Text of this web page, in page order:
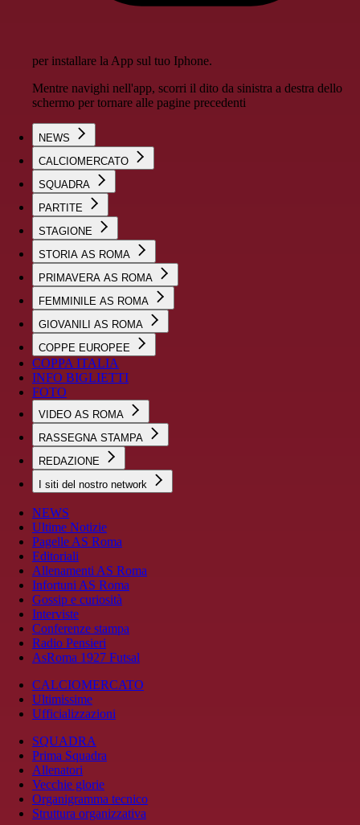
per installare la App sul tuo Iphone.
Mentre navighi nell'app, scorri il dito da sinistra a destra dello
schermo per tornare alle pagine precedenti
NEWS
CALCIOMERCATO
SQUADRA
PARTITE
STAGIONE
STORIA AS ROMA
PRIMAVERA AS ROMA
FEMMINILE AS ROMA
GIOVANILI AS ROMA
COPPE EUROPEE
COPPA ITALIA
INFO BIGLIETTI
FOTO
VIDEO AS ROMA
RASSEGNA STAMPA
REDAZIONE
I siti del nostro network
NEWS
Ultime Notizie
Pagelle AS Roma
Editoriali
Allenamenti AS Roma
Infortuni AS Roma
Gossip e curiosità
Interviste
Conferenze stampa
Radio Pensieri
AsRoma 1927 Futsal
CALCIOMERCATO
Ultimissime
Ufficializzazioni
SQUADRA
Prima Squadra
Allenatori
Vecchie glorie
Organigramma tecnico
Struttura organizzativa